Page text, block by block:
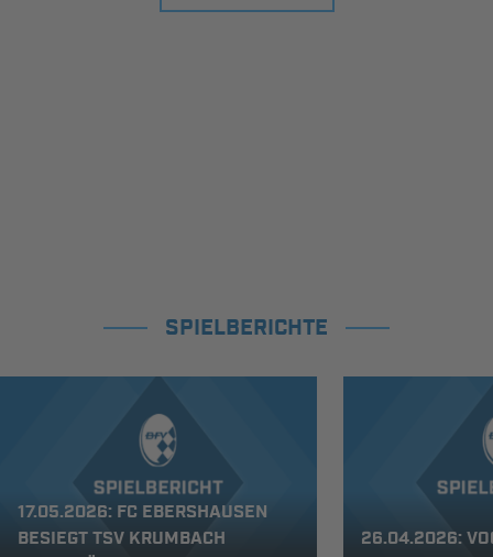
SPIELBERICHTE
17.05.2026: FC EBERSHAUSEN
BESIEGT TSV KRUMBACH
26.04.2026: